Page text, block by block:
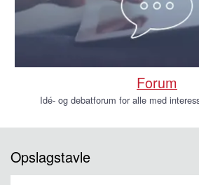
Forum
Idé- og debatforum for alle med
Opslagstavle